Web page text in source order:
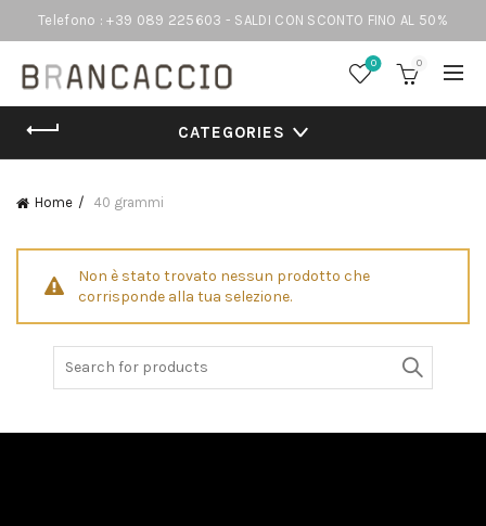
Telefono : +39 089 225603 - SALDI CON SCONTO FINO AL 50%
0 0
CATEGORIES
Home 40 grammi
Non è stato trovato nessun prodotto che
corrisponde alla tua selezione.